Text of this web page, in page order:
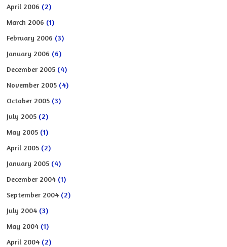
April 2006 (2)
March 2006 (1)
February 2006 (3)
January 2006 (6)
December 2005 (4)
November 2005 (4)
October 2005 (3)
July 2005 (2)
May 2005 (1)
April 2005 (2)
January 2005 (4)
December 2004 (1)
September 2004 (2)
July 2004 (3)
May 2004 (1)
April 2004 (2)